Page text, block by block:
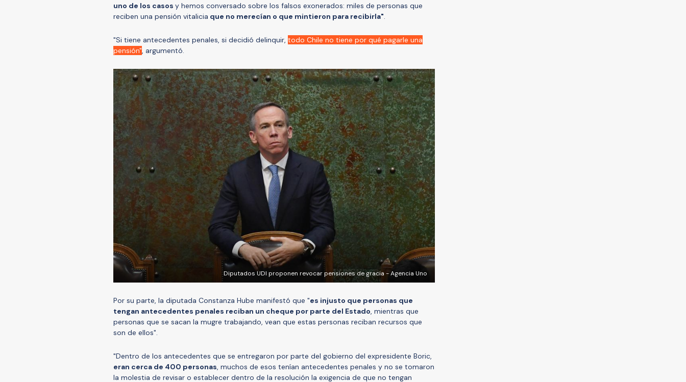
uno de los casos y hemos conversado sobre los falsos exonerados: miles de personas que
reciben una pensión vitalicia que no merecían o que mintieron para recibirla".
"Si tiene antecedentes penales, si decidió delinquir, todo Chile no tiene por qué pagarle una
pensión", argumentó.
Diputados UDI proponen revocar pensiones de gracia - Agencia Uno
Por su parte, la diputada Constanza Hube manifestó que "es injusto que personas que
tengan antecedentes penales reciban un cheque por parte del Estado, mientras que
personas que se sacan la mugre trabajando, vean que estas personas reciban recursos que
son de ellos".
"Dentro de los antecedentes que se entregaron por parte del gobierno del expresidente Boric,
eran cerca de 400 personas, muchos de esos tenían antecedentes penales y no se tomaron
la molestia de revisar o establecer dentro de la resolución la exigencia de que no tengan